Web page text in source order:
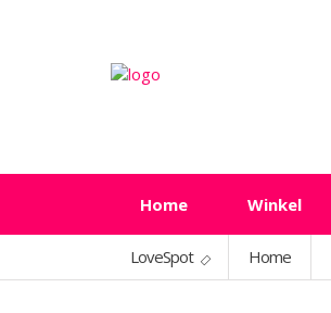
Home Winkel
LoveSpot Home